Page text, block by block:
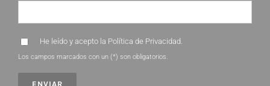
He leído y acepto la Política de Privacidad
Los campos marcados con un (*) son obligatorios.